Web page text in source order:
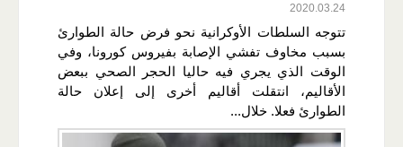
2020.03.24
تتوجه السلطات الأوكرانية نحو فرض حالة الطوارئ
بسبب مخاوف تفشي الإصابة بفيروس كورونا، وفي
الوقت الذي يجري فيه حاليا الحجر الصحي ببعض
الأقاليم، انتقلت أقاليم أخرى إلى إعلان حالة
الطوارئ فعلا. خلال...